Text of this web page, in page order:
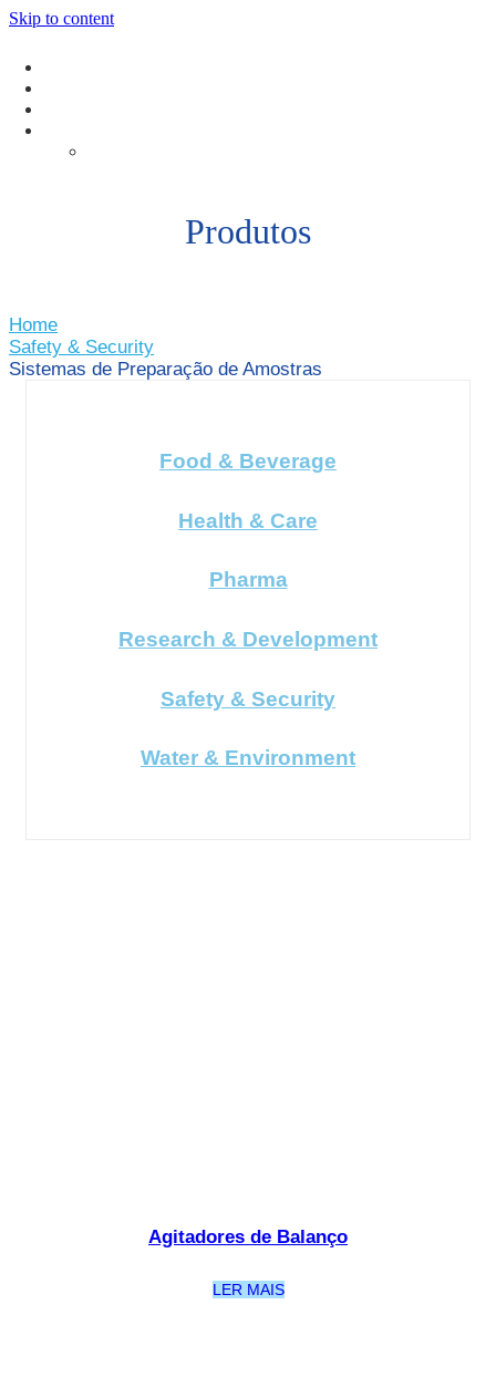
Skip to content
Produtos
Home
Safety & Security
Sistemas de Preparação de Amostras
Food & Beverage
Health & Care
Pharma
Research & Development
Safety & Security
Water & Environment
Agitadores de Balanço
LER MAIS